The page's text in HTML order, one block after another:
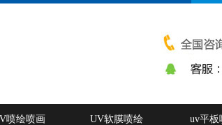
喷绘喷画 UV软膜喷绘 uv平板